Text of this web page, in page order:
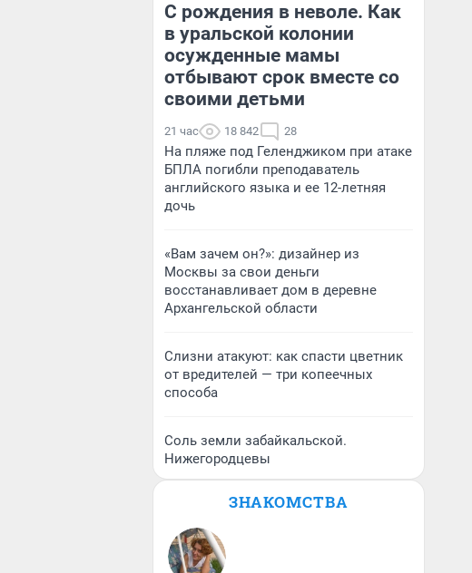
Ирина Волкова
«Реабилитация доктора
Волковой»
С рождения в неволе. Как
в уральской колонии
осужденные мамы
отбывают срок вместе со
своими детьми
21 час 18 842 28
На пляже под Геленджиком при атаке
БПЛА погибли преподаватель
английского языка и ее 12-летняя
дочь
«Вам зачем он?»: дизайнер из
Москвы за свои деньги
восстанавливает дом в деревне
Архангельской области
Слизни атакуют: как спасти цветник
от вредителей — три копеечных
способа
Соль земли забайкальской.
Нижегородцевы
ЗНАКОМСТВА